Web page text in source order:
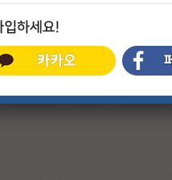
#파트너 #귀신 #특수부대